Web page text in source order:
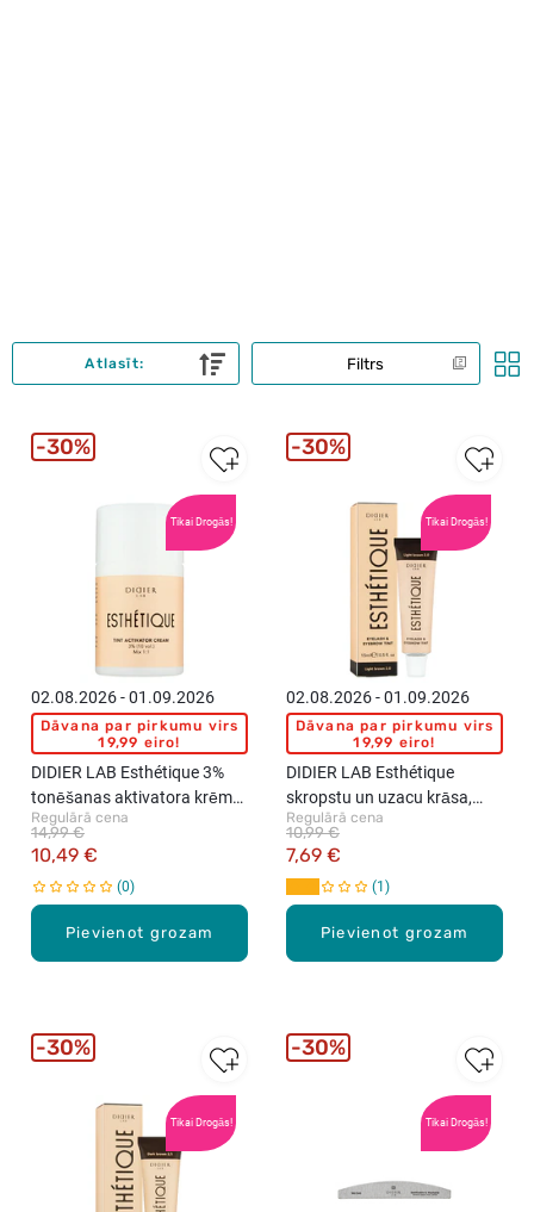
Filtrs
Atlasīt:
Tikai Drogās!
Pievienot grozam
02.08.2026 - 01.09.2026
Dāvana par pirkumu virs
19,99 eiro!
DIDIER LAB Esthétique 3%
tonēšanas aktivatora krēms,
100ml
Regulārā cena
10,49 €
14,99 €
0
30%
Tikai Drogās!
Pievienot grozam
02.08.2026 - 01.09.2026
Dāvana par pirkumu virs
19,99 eiro!
DIDIER LAB Esthétique
skropstu un uzacu krāsa,
Light Brown, 15ml
Regulārā cena
7,69 €
10,99 €
1
30%
Tikai Drogās!
30%
Tikai Drogās!
30%